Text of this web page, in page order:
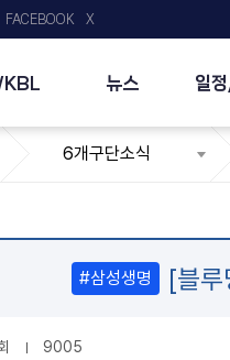
뉴스 일
FACEBOOK X
6개구단소식
#삼성생명 [블
9005